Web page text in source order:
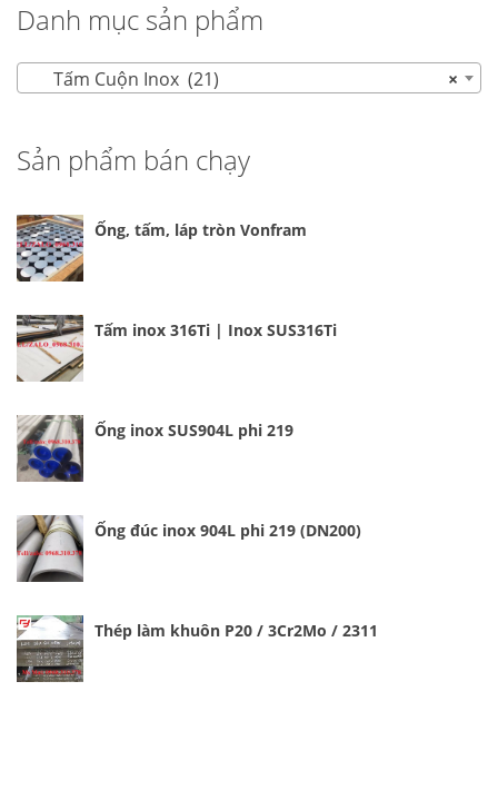
Danh mục sản phẩm
×
Tấm Cuộn Inox (21)
Sản phẩm bán chạy
Ống, tấm, láp tròn Vonfram
Tấm inox 316Ti | Inox SUS316Ti
Ống inox SUS904L phi 219
Ống đúc inox 904L phi 219 (DN200)
Thép làm khuôn P20 / 3Cr2Mo / 2311